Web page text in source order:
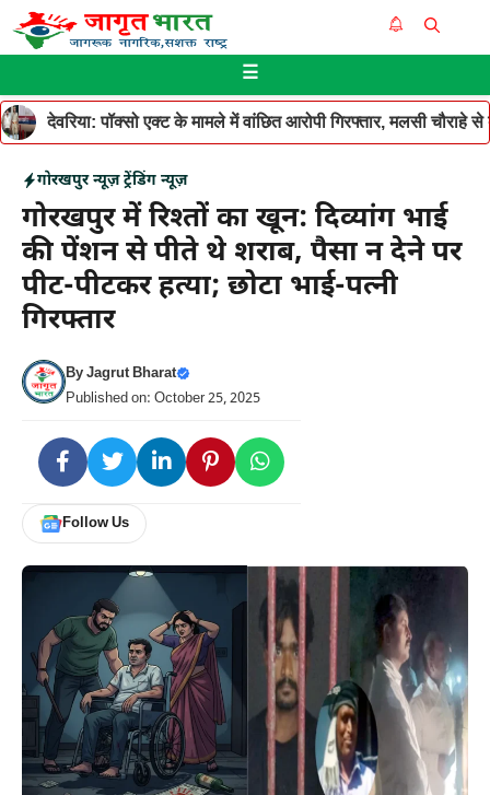
Skip
to
☰
देवरिया: पॉक्सो एक्ट के मामले में वांछित आरोपी गिरफ्तार, मलसी चौराहे
गोरखपुर न्यूज़ ट्रेंडिंग न्यूज़
गोरखपुर में रिश्तों का खून: दिव्यांग भाई
की पेंशन से पीते थे शराब, पैसा न देने पर
पीट-पीटकर हत्या; छोटा भाई-पत्नी
गिरफ्तार
ByJagrut Bharat
Published on: October 25, 2025
Follow Us